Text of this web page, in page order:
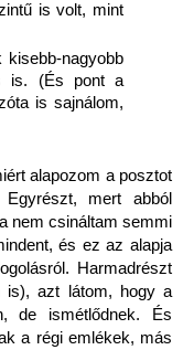
is volt, mint
nagyobb
is. (És pont a
is sajnálom,
alapozom a posztot
mert abból
nem csináltam semmi
és ez az alapja
Harmadrészt
is), azt látom, hogy a
de ismétlődnek. És
a régi emlékek, más